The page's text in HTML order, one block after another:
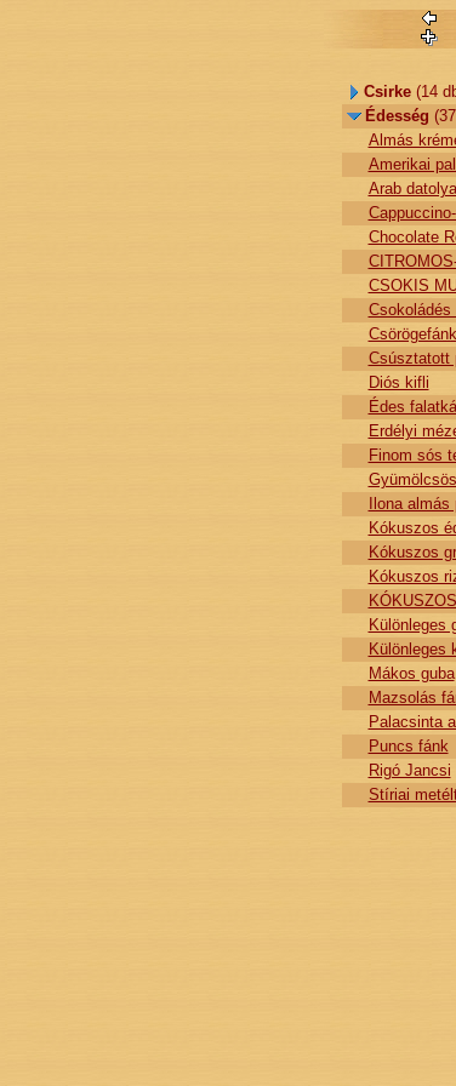
Csirke(14
Édesség
Almás
Amerikai
Arab
Chocolate
CSOKIS
Csokoládés
Csörögefánk
Csúsztatott
Diós kifli
Édes
Erdélyi
Finom sós
Ilona almás
Kókuszos
Kókuszos
Kókuszos
Különleges
Különleges
Mákos guba
Mazsolás
Palacsinta
Puncs fánk
Rigó Jancsi
Stíriai